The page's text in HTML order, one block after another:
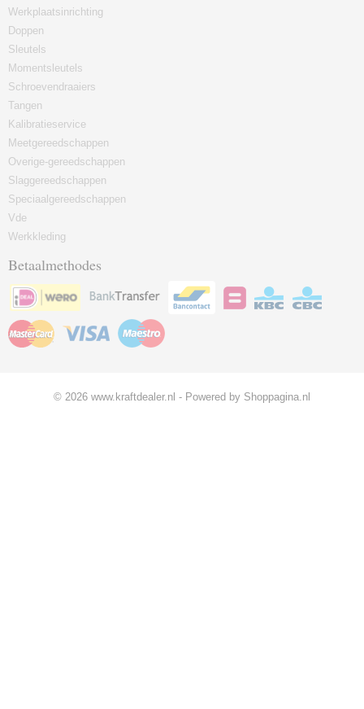
Werkplaatsinrichting
Doppen
Sleutels
Momentsleutels
Schroevendraaiers
Tangen
Kalibratieservice
Meetgereedschappen
Overige-gereedschappen
Slaggereedschappen
Speciaalgereedschappen
Vde
Werkkleding
Betaalmethodes
© 2026 www.kraftdealer.nl - Powered by Shoppagina.nl